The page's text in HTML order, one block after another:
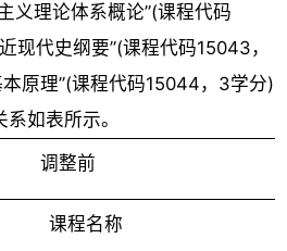
义理论体系概论”(课程代码
现代史纲要”(课程代码15043，
原理”(课程代码15044，3学分)
如表所示。
调整前
课程名称